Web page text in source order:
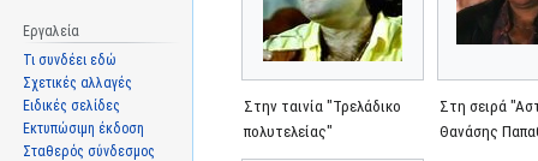
Στην ταινία "Τρελάδικο
πολυτελείας"
Στη σειρά
Θανάσης
Εργαλεία
Τι συνδέει εδώ
Σχετικές αλλαγές
Ειδικές σελίδες
Εκτυπώσιμη έκδοση
Σταθερός σύνδεσμος